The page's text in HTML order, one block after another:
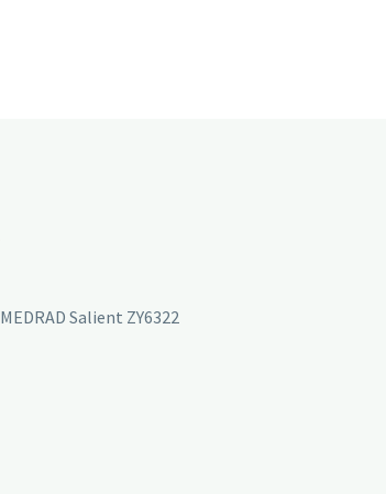
MEDRAD Salient ZY6322